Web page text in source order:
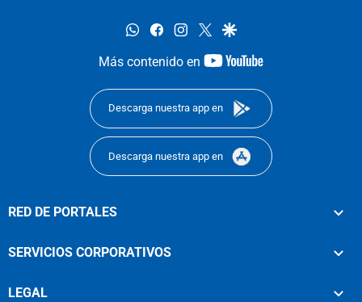
whatsappfacebookinstagram
twittergoogle
Más contenido en
youtube-
Descarga nuestra app en
Descarga nuestra app en
RED DE PORTALES
SERVICIOS CORPORATIVOS
LEGAL